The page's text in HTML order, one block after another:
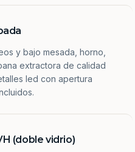
y bajo mesada, horno,
extractora de calidad
led con apertura
(doble vidrio)